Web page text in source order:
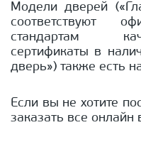
Модели дверей
соответствуют
стандартам
сертификаты в
дверь») также есть
Если вы не хотите
заказать все онлайн